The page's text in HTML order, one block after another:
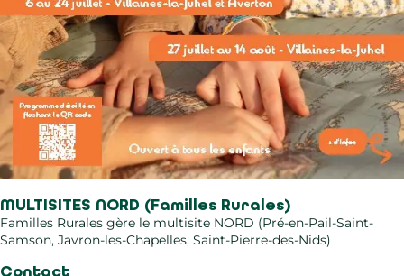
MULTISITES NORD (Familles Rurales)
Familles Rurales gère le multisite NORD (Pré-en-Pail-Saint-
Samson, Javron-les-Chapelles, Saint-Pierre-des-Nids)
Contact